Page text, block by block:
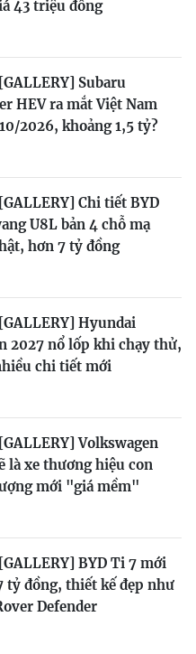
43 triệu đồng
[GALLERY] Subaru
HEV ra mắt Việt Nam
2026, khoảng 1,5 tỷ?
[GALLERY] Chi tiết BYD
U8L bản 4 chỗ mạ
hơn 7 tỷ đồng
[GALLERY] Hyundai
2027 nổ lốp khi chạy thử,
chi tiết mới
[GALLERY] Volkswagen
là xe thương hiệu con
mới "giá mềm"
[GALLERY] BYD Ti 7 mới
tỷ đồng, thiết kế đẹp như
Defender